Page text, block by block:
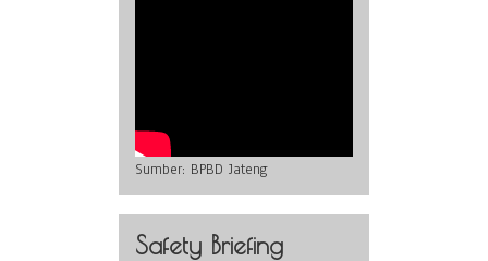
Sumber: BPBD Jateng
Safety Briefing